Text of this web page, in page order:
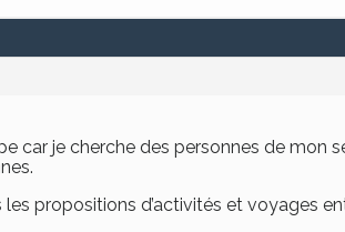
car je cherche des personnes de mon
propositions d’activités et voyages